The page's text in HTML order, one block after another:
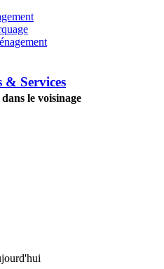
& Services
le voisinage